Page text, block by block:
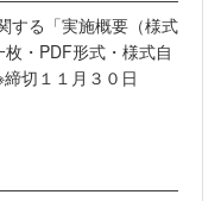
する「実施概要（様式
・PDF形式・様式自
切１１月３０日